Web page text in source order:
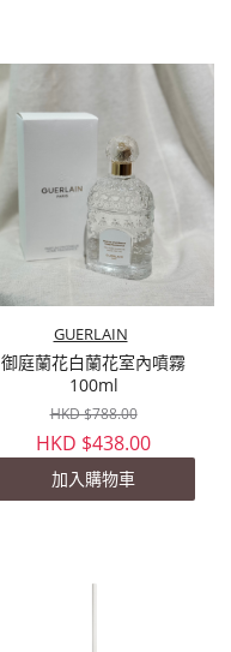
GUERLAIN
御庭蘭花白蘭花室內噴霧
100ml
HKD $788.00
HKD $438.00
加入購物車